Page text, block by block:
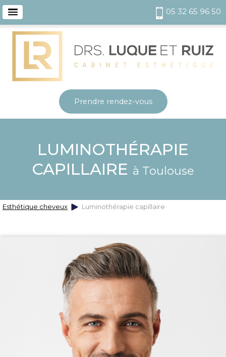
05 32 65 96 50
Prendre rendez-vous
LUMINOTHÉRAPIE
CAPILLAIRE à Toulouse
Esthétique cheveux Luminothérapie capillaire